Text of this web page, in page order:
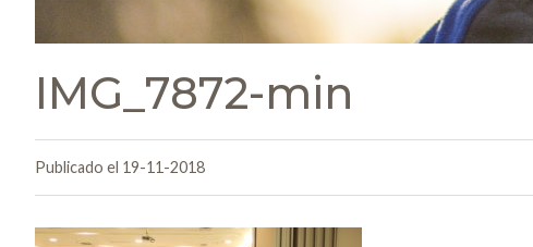
IMG_7872-min
Publicado el 19-11-2018